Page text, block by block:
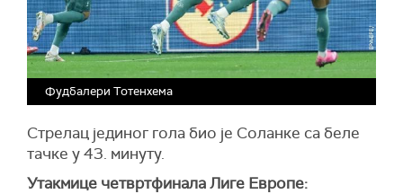
Фудбалери Тотенхема
Стрелац јединог гола био је Соланке са беле
тачке у 43. минуту.
Утакмице четвртфинала Лиге Европе: